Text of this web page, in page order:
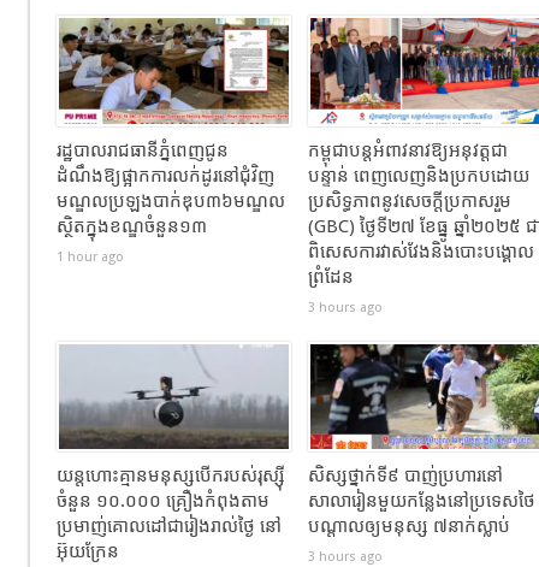
រដ្ឋបាលរាជធានីភ្នំពេញជូន
ដំណឹងឱ្យផ្អាកការលក់ដូរនៅជុំវិញ
មណ្ឌលប្រឡងបាក់ឌុប៣៦មណ្ឌល
ស្ថិតក្នុងខណ្ឌចំនួន១៣
1 hour ago
កម្ពុជាបន្តអំពាវនាវឱ្យអនុវត្តជា
បន្ទាន់ ពេញលេញនិងប្រកបដោយ
ប្រសិទ្ធភាពនូវសេចក្តីប្រកាសរួម
(GBC) ថ្ងៃទី២៧ ខែធ្នូ ឆ្នាំ២០២៥ ជ
ពិសេសការវាស់វែងនិងបោះបង្គោល
ព្រំដែន
3 hours ago
យន្តហោះគ្មានមនុស្សបើករបស់រុស្ស៊ី
ចំនួន ១០.០០០ គ្រឿងកំពុងតាម
ប្រមាញ់គោលដៅជារៀងរាល់ថ្ងៃ នៅ
អ៊ុយក្រែន
សិស្សថ្នាក់ទី៩ បាញ់ប្រហារនៅ
សាលារៀនមួយកន្លែងនៅប្រទេសថៃ
បណ្តាលឲ្យមនុស្ស ៧នាក់ស្លាប់
3 hours ago